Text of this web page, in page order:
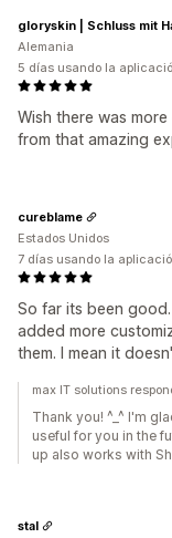
Wish there was
from that amazing
gloryskin | Schluss mit
Alemania
5 días usando la
So far its been
added more
them. I mean it
cureblame
Estados Unidos
7 días usando la
max IT solutions
Thank you! ^_^ I'm
useful for you in the
up also works with
stal